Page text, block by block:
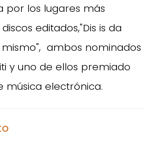
por los lugares más
editados,"Dis is da
ambos nominados
y uno de ellos premiado
música electrónica.